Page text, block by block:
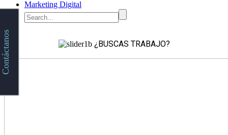
Marketing Digital
¿BUSCAS TRABAJO?
Contáctanos